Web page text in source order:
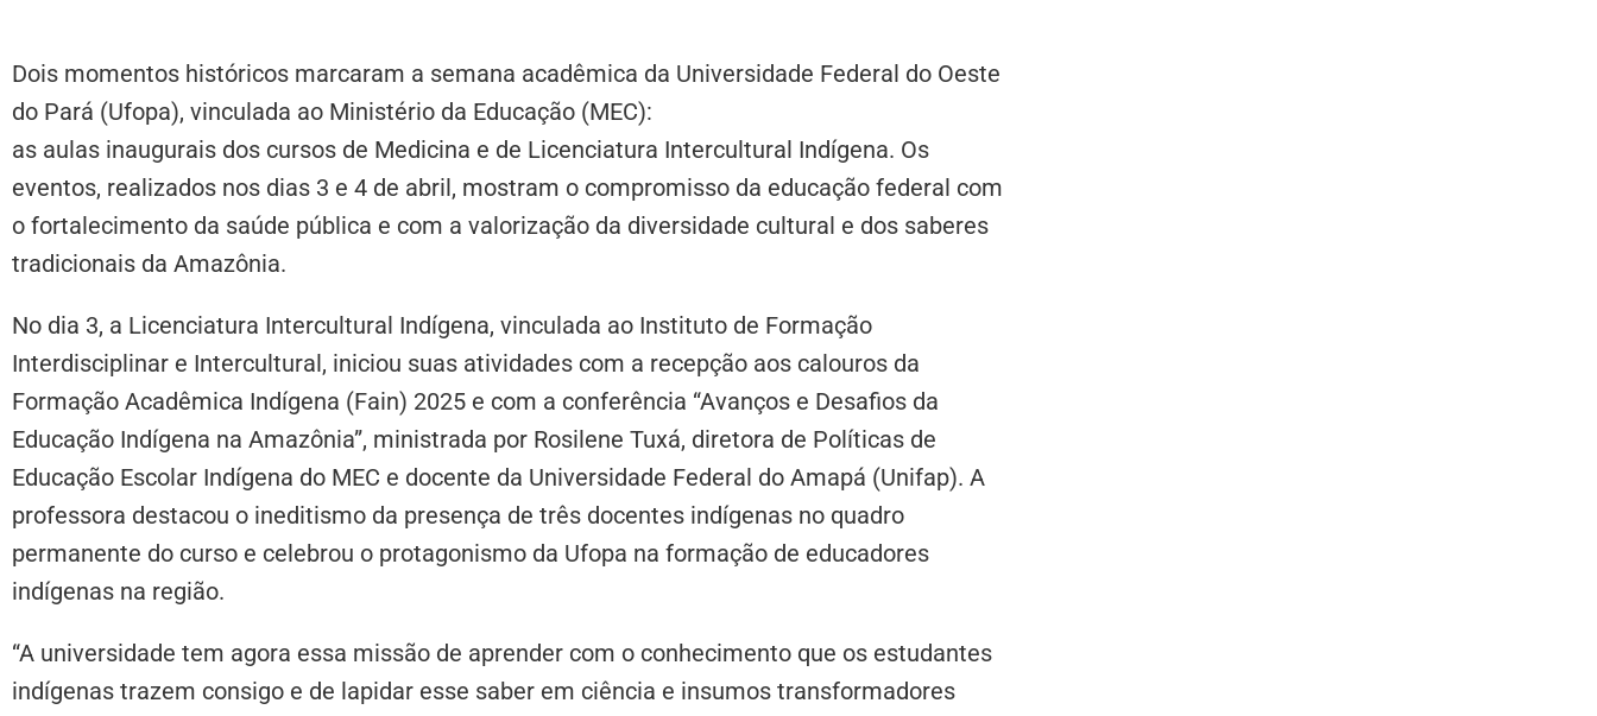
Dois momentos históricos marcaram a semana acadêmica da Universidade Federal do Oeste
do Pará (Ufopa), vinculada ao Ministério da Educação (MEC):
as aulas inaugurais dos cursos de Medicina e de Licenciatura Intercultural Indígena. Os
eventos, realizados nos dias 3 e 4 de abril, mostram o compromisso da educação federal com
o fortalecimento da saúde pública e com a valorização da diversidade cultural e dos saberes
tradicionais da Amazônia.
No dia 3, a Licenciatura Intercultural Indígena, vinculada ao Instituto de Formação
Interdisciplinar e Intercultural, iniciou suas atividades com a recepção aos calouros da
Formação Acadêmica Indígena (Fain) 2025 e com a conferência “Avanços e Desafios da
Educação Indígena na Amazônia”, ministrada por Rosilene Tuxá, diretora de Políticas de
Educação Escolar Indígena do MEC e docente da Universidade Federal do Amapá (Unifap). A
professora destacou o ineditismo da presença de três docentes indígenas no quadro
permanente do curso e celebrou o protagonismo da Ufopa na formação de educadores
indígenas na região.
“A universidade tem agora essa missão de aprender com o conhecimento que os estudantes
indígenas trazem consigo e de lapidar esse saber em ciência e insumos transformadores